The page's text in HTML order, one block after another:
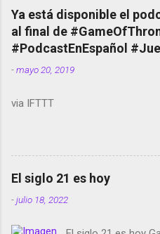
copyright en
red social Riddley
película Francisco
smartphone en sus
Media GoBee -
Live Photos en
Dictados en
Ya está disponible el
al final de
#PodcastEnEspañol
-mayo 20, 2019
via IFTTT
El siglo 21 es hoy
-julio 18, 2022